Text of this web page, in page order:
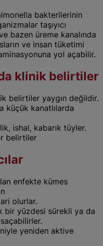
bakterilerinin
taşıyıcı
bazen üreme kanalında
ve insan tüketimi
yol açabilir.
klinik belirtiler
belirtiler yaygın değildir.
küçük kanatlılarda
ishal, kabarık tüyler.
belirtiler
enfekte kümes
ari olurlar.
bir yüzdesi sürekli ya da
yeniden aktive